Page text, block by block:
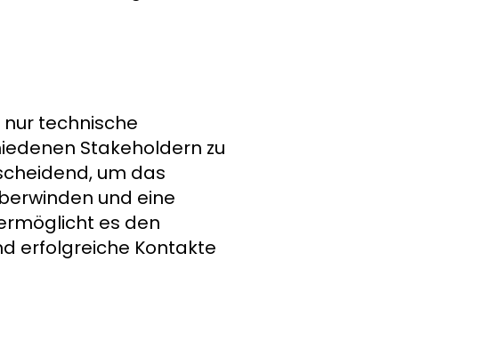
technische
Stakeholdern zu
um das
und eine
es den
erfolgreiche Kontakte